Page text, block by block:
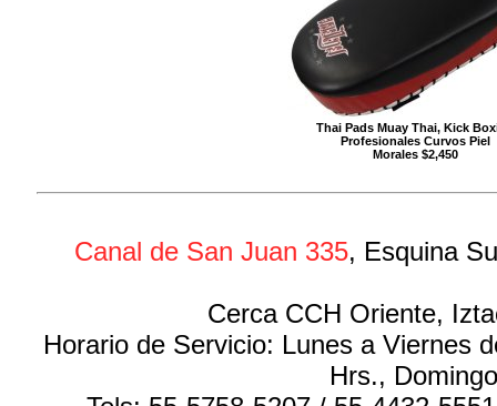
Thai Pads Muay Thai, Kick
Profesionales Curvos Piel
Morales $2,450
Canal de San Juan 335, Esquina
Cerca CCH Oriente,
Horario de Servicio: Lunes a Viernes
Hrs.,